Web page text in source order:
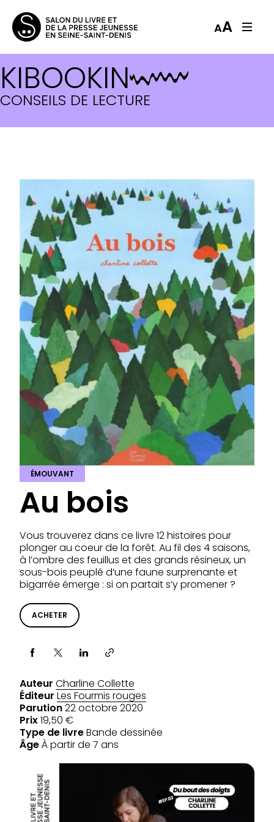
AA
KIBOOKIN
CONSEILS DE LECTURE
ÉMOUVANT
Au bois
Vous trouverez dans ce livre 12 histoires pour
plonger au coeur de la forêt. Au fil des 4 saisons,
à l’ombre des feuillus et des grands résineux, un
sous-bois peuplé d’une faune surprenante et
bigarrée émerge : si on partait s’y promener ?
ACHETER
Partager via
Auteur Charline Collette
Éditeur Les Fourmis rouges
Parution22 octobre 2020
Prix19,50 €
Type de livreBande dessinée
ÂgeÀ partir de 7 ans